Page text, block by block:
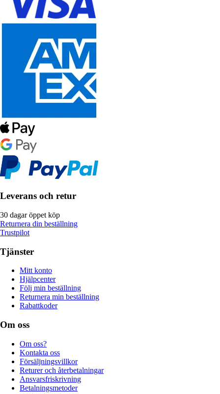
Leverans och retur
30 dagar öppet köp
Returnera din beställning
Trustpilot
Tjänster
Mitt konto
Hjälpcenter
Följ min beställning
Returnera min beställning
Rabattkoder
Om oss
Om oss?
Kontakta oss
Försäljningsvillkor
Returer och återbetalningar
Ansvarsfriskrivning
Betalningsmetoder